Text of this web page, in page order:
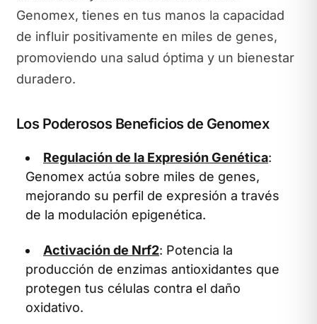
Genomex, tienes en tus manos la capacidad
de influir positivamente en miles de genes,
promoviendo una salud óptima y un bienestar
duradero.
Los Poderosos Beneficios de Genomex
Regulación de la Expresión Genética:
Genomex actúa sobre miles de genes,
mejorando su perfil de expresión a través
de la modulación epigenética.
Activación de Nrf2: Potencia la
producción de enzimas antioxidantes que
protegen tus células contra el daño
oxidativo.